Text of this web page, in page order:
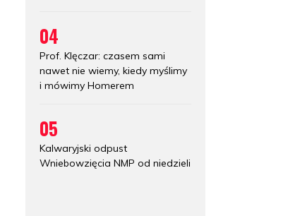
04
Prof. Klęczar: czasem sami
nawet nie wiemy, kiedy myślimy
i mówimy Homerem
05
Kalwaryjski odpust
Wniebowzięcia NMP od niedzieli